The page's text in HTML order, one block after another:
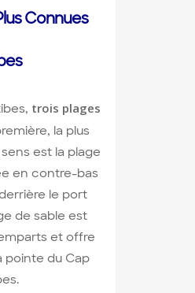
Connues
trois plages
la plus
est la plage
en contre-bas
le port
de sable est
et offre
pointe du Cap